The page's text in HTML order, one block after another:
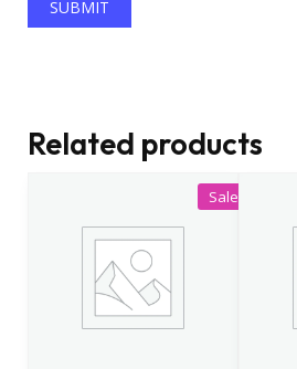
Related products
Sale